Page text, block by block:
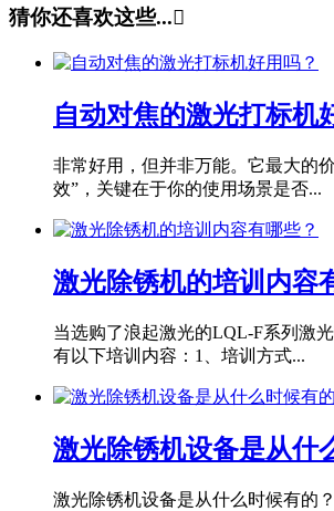
猜你还喜欢这些...
自动对焦的激光打标机
非常好用，但并非万能。它最大的
效”，关键在于你的使用场景是否...
激光除锈机的培训内容
当选购了浪起激光的LQL-F系列激
有以下培训内容：1、培训方式...
激光除锈机设备是从什
激光除锈机设备是从什么时候有的